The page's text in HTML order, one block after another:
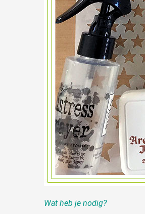
Wat heb je nodig?